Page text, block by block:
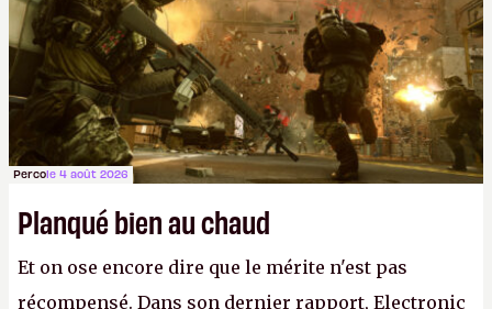
Percole 4 août 2026
Planqué bien au chaud
Et on ose encore dire que le mérite n'est pas
récompensé. Dans son dernier rapport, Electronic